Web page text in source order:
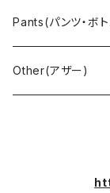
Cover all(カバー
Nylon Jacket(ナイ
Russell（ラッセル）
Vest(ベスト)
Military （ミリタリー
Euro(ヨーロッパ)
Work（ワーク）
Military (ミリタリ
bowling（ボウリング
Sport(スポーツ)
Harley Davidson(
Pants(パンツ・ボ
Carhartt,Dickies(カ
Other(アザー)